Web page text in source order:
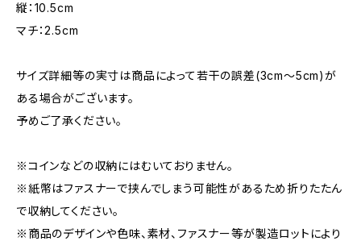
縦：10.5cm
マチ：2.5cm
サイズ詳細等の実寸は商品によって若干の誤差(3cm～5cm)が
ある場合がございます。
予めご了承ください。
※コインなどの収納にはむいておりません。
※紙幣はファスナーで挟んでしまう可能性があるため折りたたん
で収納してください。
※商品のデザインや色味、素材、ファスナー等が製造ロットにより